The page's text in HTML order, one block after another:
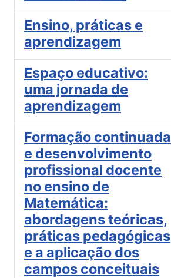
Ensino, práticas e
aprendizagem
Espaço educativo:
uma jornada de
aprendizagem
Formação continuada
e desenvolvimento
profissional docente
no ensino de
Matemática:
abordagens teóricas,
práticas pedagógicas
e a aplicação dos
campos conceituais